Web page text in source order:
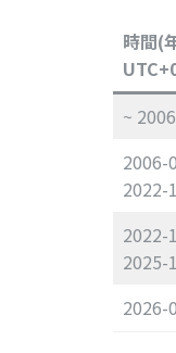
時間(
~
2006-
2022-
2022-
2025-
2026-